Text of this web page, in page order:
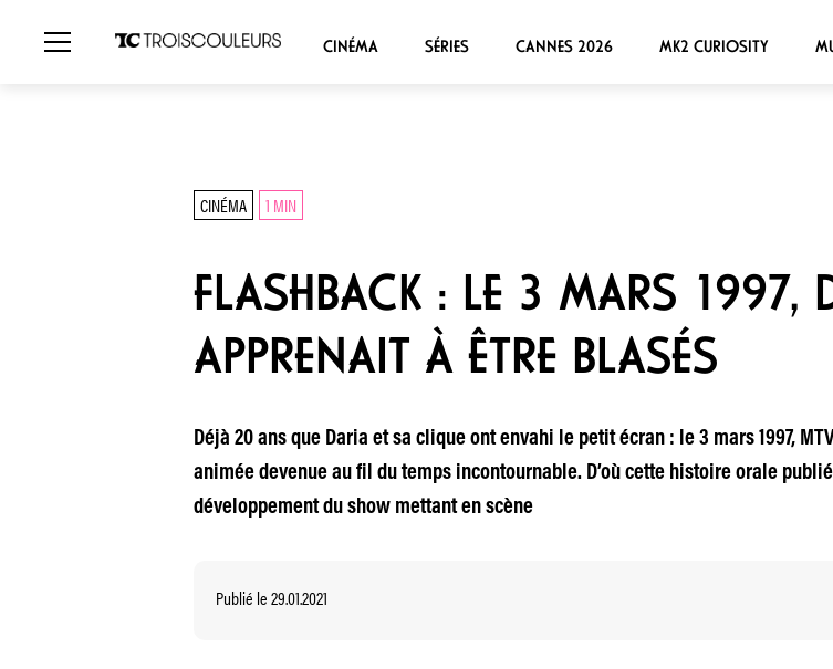
CINÉMA SÉRIES CANNES 2026 MK2 CURIOSITY
CINÉMA 1 MIN
FLASHBACK : LE 3 MARS 1997,
APPRENAIT À ÊTRE BLASÉS
Déjà 20 ans que Daria et sa clique ont envahi le petit écran : le 3 mars 1997,
animée devenue au fil du temps incontournable. D’où cette histoire orale
développement du show mettant en scène
Publié le 29.01.2021